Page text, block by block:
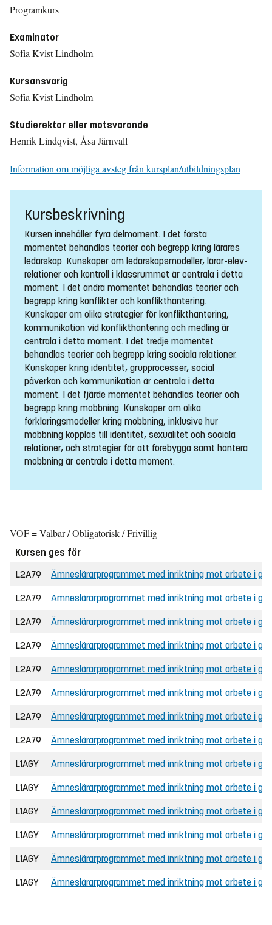
Programkurs
Examinator
Sofia Kvist Lindholm
Kursansvarig
Sofia Kvist Lindholm
Studierektor eller motsvarande
Henrik Lindqvist, Åsa Järnvall
Information om möjliga avsteg från kursplan/utbildningsplan
Kursbeskrivning
Kursen innehåller fyra delmoment. I det första
momentet behandlas teorier och begrepp kring lärares
ledarskap. Kunskaper om ledarskapsmodeller, lärar-elev-
relationer och kontroll i klassrummet är centrala i detta
moment. I det andra momentet behandlas teorier och
begrepp kring konflikter och konflikthantering.
Kunskaper om olika strategier för konflikthantering,
kommunikation vid konflikthantering och medling är
centrala i detta moment. I det tredje momentet
behandlas teorier och begrepp kring sociala relationer.
Kunskaper kring identitet, grupprocesser, social
påverkan och kommunikation är centrala i detta
moment. I det fjärde momentet behandlas teorier och
begrepp kring mobbning. Kunskaper om olika
förklaringsmodeller kring mobbning, inklusive hur
mobbning kopplas till identitet, sexualitet och sociala
relationer, och strategier för att förebygga samt hantera
mobbning är centrala i detta moment.
VOF = Valbar / Obligatorisk / Frivillig
Kursen ges för
L2A79
Ämneslärarprogrammet med inriktning mot arbete i
L2A79 Ämneslärarprogrammet med inriktning mot arbete i
L2A79 Ämneslärarprogrammet med inriktning mot arbete i
L2A79 Ämneslärarprogrammet med inriktning mot arbete i
L2A79 Ämneslärarprogrammet med inriktning mot arbete i
L2A79 Ämneslärarprogrammet med inriktning mot arbete i
L2A79 Ämneslärarprogrammet med inriktning mot arbete i
L2A79 Ämneslärarprogrammet med inriktning mot arbete i
L1AGY Ämneslärarprogrammet med inriktning mot arbete i
L1AGY Ämneslärarprogrammet med inriktning mot arbete i
L1AGY Ämneslärarprogrammet med inriktning mot arbete i
L1AGY Ämneslärarprogrammet med inriktning mot arbete i
L1AGY Ämneslärarprogrammet med inriktning mot arbete i
L1AGY Ämneslärarprogrammet med inriktning mot arbete i